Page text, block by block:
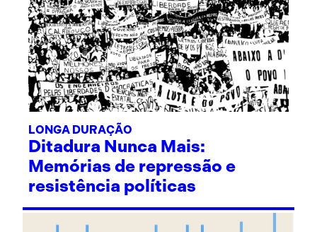
LONGA DURAÇÃO
Ditadura Nunca Mais:
Memórias de repressão e
resistência políticas